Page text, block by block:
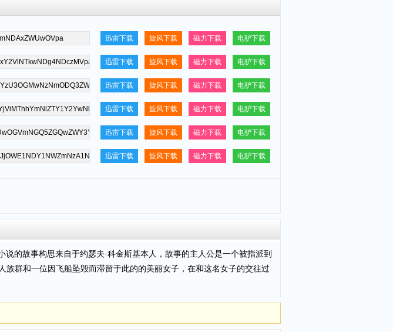
迅雷下载 旋风下载 磁力下载 电驴下载
迅雷下载 旋风下载 磁力下载 电驴下载
迅雷下载 旋风下载 磁力下载 电驴下载
迅雷下载 旋风下载 磁力下载 电驴下载
迅雷下载 旋风下载 磁力下载 电驴下载
迅雷下载 旋风下载 磁力下载 电驴下载
的故事构思来自于约瑟夫·科金斯基本人，故事的主人公是一个被指派到
群和一位因飞船坠毁而滞留于此的的美丽女子，在和这名女子的交往过